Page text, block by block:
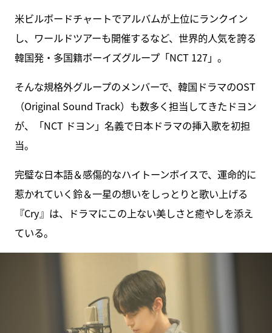
米ビルボードチャートでアルバムが上位にランクイン
し、ワールドツアーも開催するなど、世界的人気を誇る
韓国発・多国籍ボーイズグループ「NCT 127」。
そんな規格外グループのメンバーで、韓国ドラマのOST
（Original Sound Track）も数多く担当してきたドヨン
が、「NCT ドヨン」名義で日本ドラマの挿入歌を初担
当。
完璧な日本語＆感傷的なハイトーンボイスで、運命的に
惹かれていく鈴＆一星の想いをしっとりと歌い上げる
『Cry』は、ドラマにこの上ない美しさと癒やしを添え
ている。